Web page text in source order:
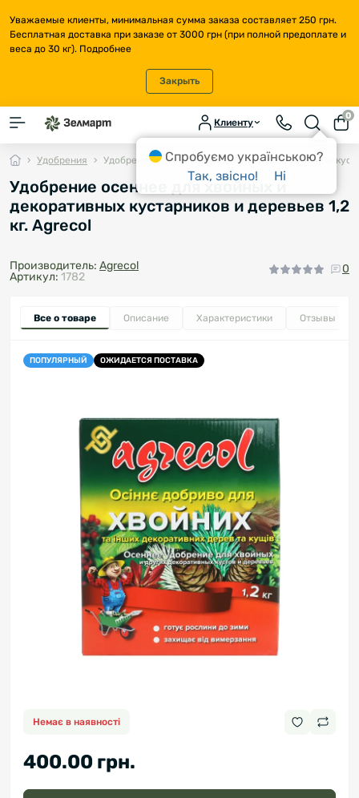
Уважаемые клиенты, минимальная сумма заказа составляет 250 грн.
Бесплатная доставка при заказе от 3000 грн (при полной предоплате и
веса до 30 кг). Подробнее
Закрыть
Клиенту
0
Удобрения Удобрение осеннее для хвойных и декоративных
Удобрение осеннее для хвойных и
декоративных кустарников и деревьев 1,2
кг. Agrecol
Производитель: Agrecol
Артикул: 1782
0
Все о товаре Описание Характеристики Отзывы
ПОПУЛЯРНЫЙ ОЖИДАЕТСЯ ПОСТАВКА
Немає в наявності
400.00 грн.
Спробуємо українською?
Так, звісно!
Ні